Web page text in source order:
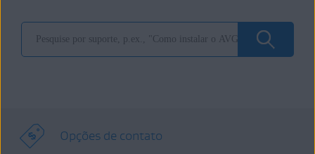
Opções de contato